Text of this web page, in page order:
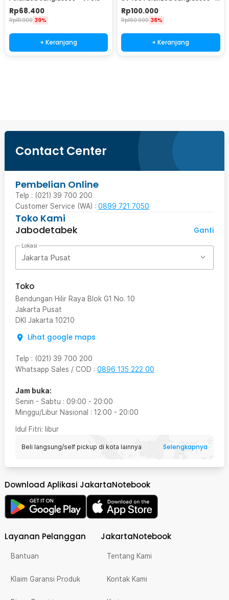
Rp68.400
Rp111.900 39%
+ Keranjang
6562
Rp100.000
Rp160.900 38%
+ Keranjang
Contact Center
Pembelian Online
Telp : (021) 39 700 200
Customer Service (WA) : 0899 721 7050
Toko Kami
Jabodetabek
Ganti
Lokasi
Jakarta Pusat
Toko
Bendungan Hilir Raya Blok G1 No. 10
Jakarta Pusat
DKI Jakarta 10210
Lihat google maps
Telp : (021) 39 700 200
Whatsapp Sales / COD : 0896 135 222 00
Jam buka:
Senin - Sabtu : 09:00 - 20:00
Minggu/Libur Nasional : 12:00 - 20:00
Idul Fitri: libur
Beli langsung/self pickup di kota lainnya Selengkapnya
Download Aplikasi JakartaNotebook
Layanan Pelanggan
Bantuan
Klaim Garansi Produk
JakartaNotebook
Tentang Kami
Kontak Kami